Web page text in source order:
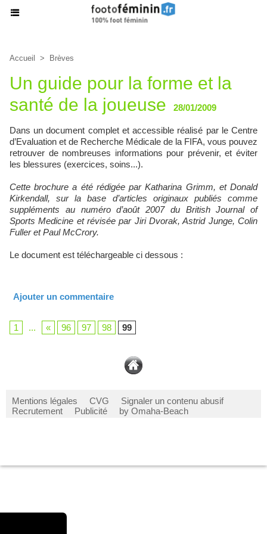
Accueil > Brèves
Un guide pour la forme et la
santé de la joueuse
28/01/2009
Dans un document complet et accessible réalisé par le Centre
d’Evaluation et de Recherche Médicale de la FIFA, vous pouvez
retrouver de nombreuses informations pour prévenir, et éviter
les blessures (exercices, soins...).
Cette brochure a été rédigée par Katharina Grimm, et Donald
Kirkendall, sur la base d’articles originaux publiés comme
suppléments au numéro d’août 2007 du British Journal of
Sports Medicine et révisée par Jiri Dvorak, Astrid Junge, Colin
Fuller et Paul McCrory.
Le document est téléchargeable ci dessous :
Ajouter un commentaire
1 ... « 96 97 98 99
Mentions légales CVG
Signaler un contenu abusif
Recrutement
Publicité by Omaha-Beach